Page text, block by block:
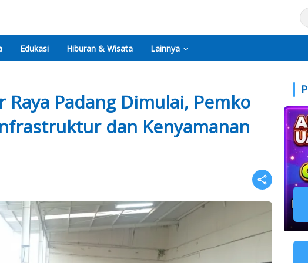
Edukasi Hiburan & Wisata Lainnya
Raya Padang Dimulai, Pemko
dan Kenyamanan